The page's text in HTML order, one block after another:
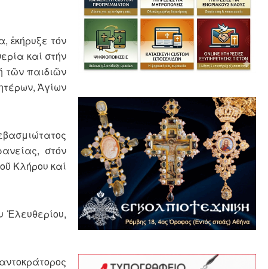
ἐκήρυξε τόν
καί στήν
τῶν παιδιῶν
Ἁγίων
στόν
Κλήρου καί
Ἐλευθερίου,